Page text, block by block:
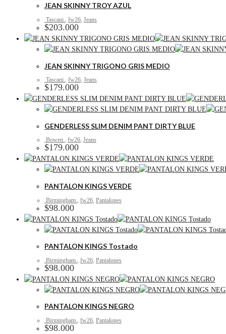
JEAN SKINNY TROY AZUL
.Tascani., fw26, Jeans
$203.000
JEAN SKINNY TRIGONO GRIS MEDIO
.Tascani., fw26, Jeans
$179.000
GENDERLESS SLIM DENIM PANT DIRTY BLUE
.Bowen., fw26, Jeans
$179.000
PANTALON KINGS VERDE
.Birmingham. fw26 Pantalones
$98.000
PANTALON KINGS Tostado
.Birmingham., fw26, Pantalones
$98.000
PANTALON KINGS NEGRO
.Birmingham., fw26, Pantalones
$98.000